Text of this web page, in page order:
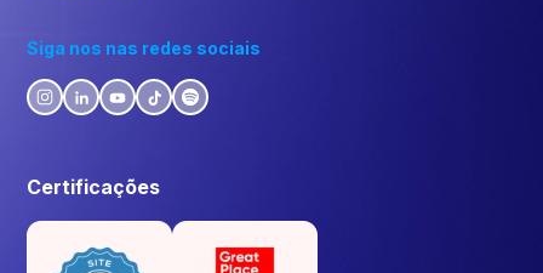
Siga nos nas redes sociais
Certificações